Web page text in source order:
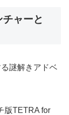
ャーと
謎解きアドベ
版TETRA for